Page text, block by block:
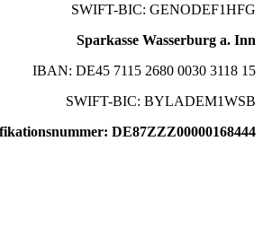
SWIFT-BIC: GENODEF1HFG
Sparkasse Wasserburg a. Inn
IBAN: DE45 7115 2680 0030 3118 15
SWIFT-BIC: BYLADEM1WSB
DE87ZZZ00000168444